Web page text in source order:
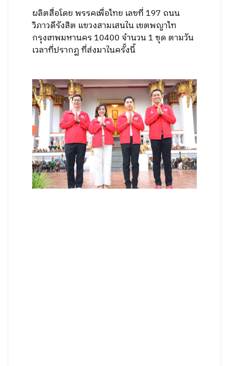
ผลิตสื่อโดย พรรคเพื่อไทย เลขที่ 197 ถนน
วิภาวดีรังสิต แขวงสามเสนใน เขตพญาไท
กรุงเทพมหานคร 10400 จำนวน 1 ชุด ตามวัน
เวลาที่ปรากฏ ที่ส่งมาในครั้งนี้